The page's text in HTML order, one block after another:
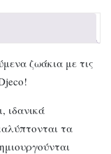
ζωάκια με τις
ιδανικά
τα